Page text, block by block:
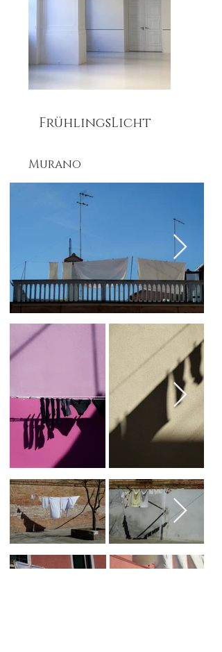
FrühlingsLicht
Murano